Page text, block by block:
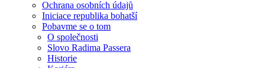
Ochrana osobních údajů
Iniciace republika bohatší
Pobavme se o tom
O společnosti
Slovo Radima Passera
Historie